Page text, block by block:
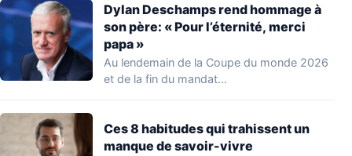
Dylan Deschamps rend hommage à
son père: « Pour l’éternité, merci
papa »
Au lendemain de la Coupe du monde 2026
et de la fin du mandat…
Ces 8 habitudes qui trahissent un
manque de savoir-vivre